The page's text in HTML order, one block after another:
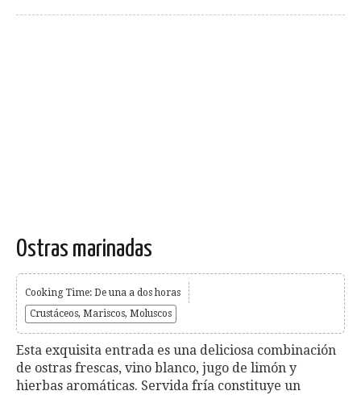
Ostras marinadas
Cooking Time: De una a dos horas
Crustáceos, Mariscos, Moluscos
Esta exquisita entrada es una deliciosa combinación
de ostras frescas, vino blanco, jugo de limón y
hierbas aromáticas. Servida fría constituye un